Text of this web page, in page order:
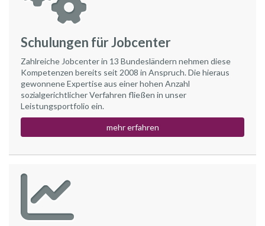
Schulungen für Jobcenter
Zahlreiche Jobcenter in 13 Bundesländern nehmen diese
Kompetenzen bereits seit 2008 in Anspruch. Die hieraus
gewonnene Expertise aus einer hohen Anzahl
sozialgerichtlicher Verfahren fließen in unser
Leistungsportfolio ein.
mehr erfahren